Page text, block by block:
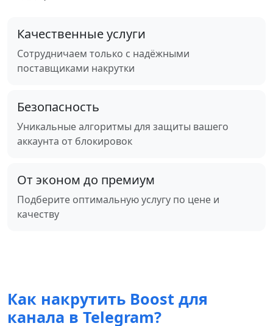
Качественные услуги
Сотрудничаем только с надёжными
поставщиками накрутки
Безопасность
Уникальные алгоритмы для защиты вашего
аккаунта от блокировок
От эконом до премиум
Подберите оптимальную услугу по цене и
качеству
Как накрутить Boost для
канала в Telegram?